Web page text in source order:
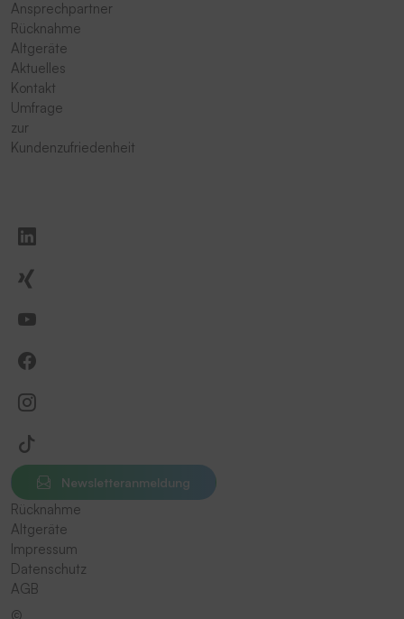
Ansprechpartner
Rücknahme
Altgeräte
Aktuelles
Kontakt
Umfrage
zur
Kundenzufriedenheit
Newsletteranmeldung
Rücknahme
Altgeräte
Impressum
Datenschutz
AGB
©